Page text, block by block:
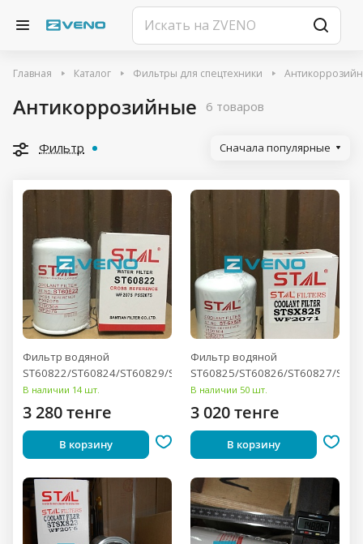
Главная Каталог Фильтры для спецтехники
Антикоррозийные 6 товаров
Фильтр Сначала популярные
Фильтр водяной
ST60822/ST60824/ST60829/ST60834
В наличии 14 шт.
3 280 тенге
В корзину
Фильтр водяной
ST60825/ST60826/ST60827/
В наличии 50 шт.
3 020 тенге
В корзину